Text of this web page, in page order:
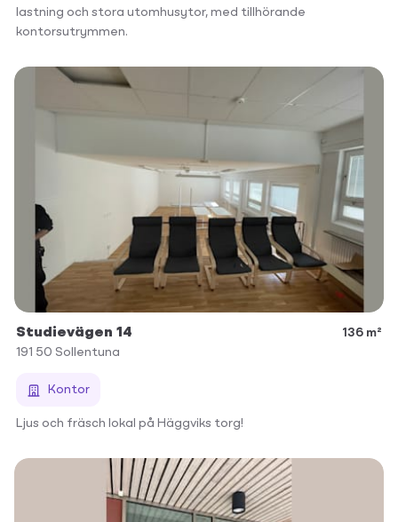
lastning och stora utomhusytor, med tillhörande
kontorsutrymmen.
Studievägen 14
136 m²
191 50 Sollentuna
Kontor
Ljus och fräsch lokal på Häggviks torg!